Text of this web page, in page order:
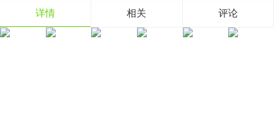
经营养成
策略塔防
冒险解谜
详情 相关 评论